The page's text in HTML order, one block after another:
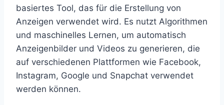
basiertes Tool, das für die Erstellung von
Anzeigen verwendet wird. Es nutzt Algorithmen
und maschinelles Lernen, um automatisch
Anzeigenbilder und Videos zu generieren, die
auf verschiedenen Plattformen wie Facebook,
Instagram, Google und Snapchat verwendet
werden können.